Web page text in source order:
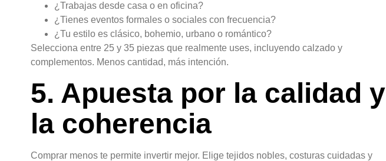
¿Trabajas desde casa o en oficina?
¿Tienes eventos formales o sociales con frecuencia?
¿Tu estilo es clásico, bohemio, urbano o romántico?
Selecciona entre 25 y 35 piezas que realmente uses, incluyendo calzado y
complementos. Menos cantidad, más intención.
5. Apuesta por la calidad y
la coherencia
Comprar menos te permite invertir mejor. Elige tejidos nobles, costuras cuidadas y